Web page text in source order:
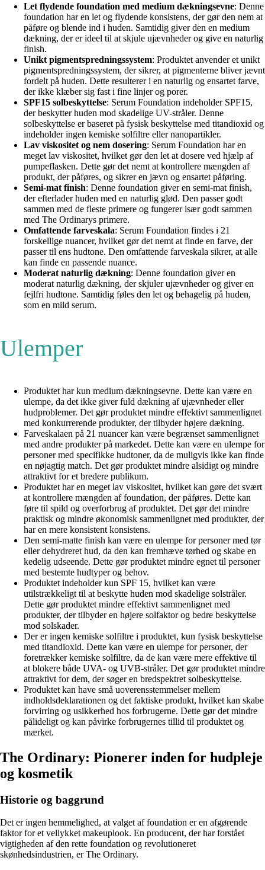
Let flydende foundation med medium dækningsevne: Denne
foundation har en let og flydende konsistens, der gør den nem at
påføre og blende ind i huden. Samtidig giver den en medium
dækning, der er ideel til at skjule ujævnheder og give en naturlig
finish.
Unikt pigmentspredningssystem: Produktet anvender et unikt
pigmentspredningssystem, der sikrer, at pigmenterne bliver jævnt
fordelt på huden. Dette resulterer i en naturlig og ensartet farve,
der ikke klæber sig fast i fine linjer og porer.
SPF15 solbeskyttelse: Serum Foundation indeholder SPF15,
der beskytter huden mod skadelige UV-stråler. Denne
solbeskyttelse er baseret på fysisk beskyttelse med titandioxid og
indeholder ingen kemiske solfiltre eller nanopartikler.
Lav viskositet og nem dosering: Serum Foundation har en
meget lav viskositet, hvilket gør den let at dosere ved hjælp af
pumpeflasken. Dette gør det nemt at kontrollere mængden af
produkt, der påføres, og sikrer en jævn og ensartet påføring.
Semi-mat finish: Denne foundation giver en semi-mat finish,
der efterlader huden med en naturlig glød. Den passer godt
sammen med de fleste primere og fungerer især godt sammen
med The Ordinarys primere.
Omfattende farveskala: Serum Foundation findes i 21
forskellige nuancer, hvilket gør det nemt at finde en farve, der
passer til ens hudtone. Den omfattende farveskala sikrer, at alle
kan finde en passende nuance.
Moderat naturlig dækning: Denne foundation giver en
moderat naturlig dækning, der skjuler ujævnheder og giver en
fejlfri hudtone. Samtidig føles den let og behagelig på huden,
som en mild serum.
Ulemper
Produktet har kun medium dækningsevne. Dette kan være en
ulempe, da det ikke giver fuld dækning af ujævnheder eller
hudproblemer. Det gør produktet mindre effektivt sammenlignet
med konkurrerende produkter, der tilbyder højere dækning.
Farveskalaen på 21 nuancer kan være begrænset sammenlignet
med andre produkter på markedet. Dette kan være en ulempe for
personer med specifikke hudtoner, da de muligvis ikke kan finde
en nøjagtig match. Det gør produktet mindre alsidigt og mindre
attraktivt for et bredere publikum.
Produktet har en meget lav viskositet, hvilket kan gøre det svært
at kontrollere mængden af foundation, der påføres. Dette kan
føre til spild og overforbrug af produktet. Det gør det mindre
praktisk og mindre økonomisk sammenlignet med produkter, der
har en mere konsistent konsistens.
Den semi-matte finish kan være en ulempe for personer med tør
eller dehydreret hud, da den kan fremhæve tørhed og skabe en
kedelig udseende. Dette gør produktet mindre egnet til personer
med bestemte hudtyper og behov.
Produktet indeholder kun SPF 15, hvilket kan være
utilstrækkeligt til at beskytte huden mod skadelige solstråler.
Dette gør produktet mindre effektivt sammenlignet med
produkter, der tilbyder en højere solfaktor og bedre beskyttelse
mod solskader.
Der er ingen kemiske solfiltre i produktet, kun fysisk beskyttelse
med titandioxid. Dette kan være en ulempe for personer, der
foretrækker kemiske solfiltre, da de kan være mere effektive til
at blokere både UVA- og UVB-stråler. Det gør produktet mindre
attraktivt for dem, der søger en bredspektret solbeskyttelse.
Produktet kan have små uoverensstemmelser mellem
indholdsdeklarationen og det faktiske produkt, hvilket kan skabe
forvirring og usikkerhed hos forbrugerne. Dette gør det mindre
pålideligt og kan påvirke forbrugernes tillid til produktet og
mærket.
The Ordinary: Pionerer inden for hudpleje
og kosmetik
Historie og baggrund
Det er ingen hemmelighed, at valget af foundation er en afgørende
faktor for et vellykket makeuplook. En producent, der har forstået
vigtigheden af ​​den rette foundation og revolutioneret
skønhedsindustrien, er The Ordinary.